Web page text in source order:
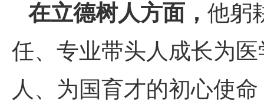
在立德树人方面， 他躬
任、专业带头人成长为
人、为国育才的初心使